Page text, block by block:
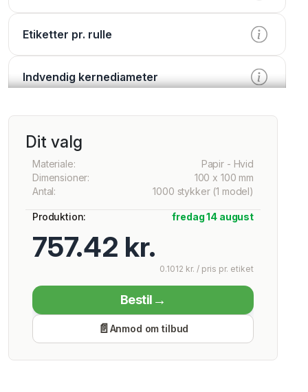
Etiketter pr. rulle
Indvendig kernediameter
Forarbejdning
Trykke
Ekstra muligheder
Services
Produktion
Dit valg
Materiale:
Papir - Hvid
Dimensioner:
100 x 100 mm
Antal:
1000 stykker (1 model)
Produktion: fredag 14 august
757.42 kr.
0.1012 kr. / pris pr. etiket
Bestil
Anmod om tilbud